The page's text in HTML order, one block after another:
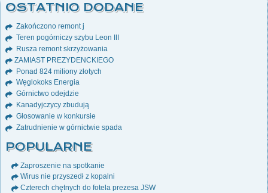
OSTATNIO DODANE
Zakończono remont j
Teren pogórniczy szybu Leon III
Rusza remont skrzyżowania
ZAMIAST PREZYDENCKIEGO
Ponad 824 miliony złotych
Węglokoks Energia
Górnictwo odejdzie
Kanadyjczycy zbudują
Głosowanie w konkursie
Zatrudnienie w górnictwie spada
POPULARNE
Zaproszenie na spotkanie
Wirus nie przyszedł z kopalni
Czterech chętnych do fotela prezesa JSW